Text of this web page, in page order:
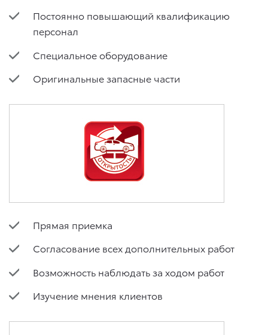
Постоянно повышающий квалификацию
персонал
Специальное оборудование
Оригинальные запасные части
Прямая приемка
Согласование всех дополнительных работ
Возможность наблюдать за ходом работ
Изучение мнения клиентов